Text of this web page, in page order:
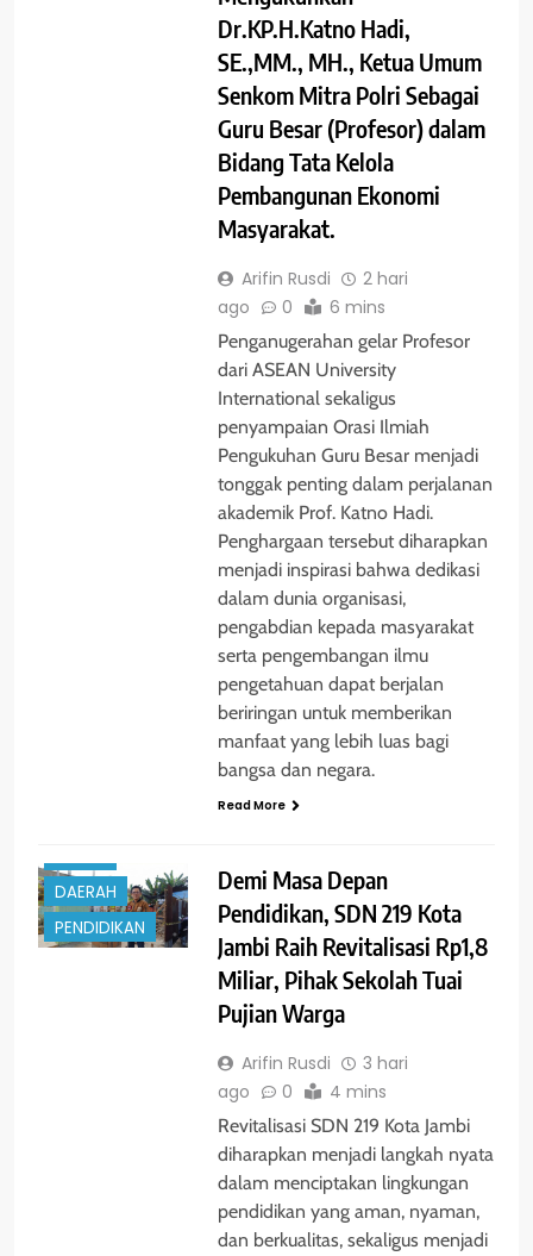
Dr.KP.H.Katno Hadi,
SE.,MM., MH., Ketua Umum
Senkom Mitra Polri Sebagai
Guru Besar (Profesor) dalam
Bidang Tata Kelola
Pembangunan Ekonomi
Masyarakat.
Arifin Rusdi
2 hari
ago
0 6 mins
Penganugerahan gelar Profesor
dari ASEAN University
International sekaligus
penyampaian Orasi Ilmiah
Pengukuhan Guru Besar menjadi
tonggak penting dalam perjalanan
akademik Prof. Katno Hadi.
Penghargaan tersebut diharapkan
menjadi inspirasi bahwa dedikasi
dalam dunia organisasi,
pengabdian kepada masyarakat
serta pengembangan ilmu
pengetahuan dapat berjalan
beriringan untuk memberikan
manfaat yang lebih luas bagi
bangsa dan negara.
Read More
DAERAH
PENDIDIKAN
Demi Masa Depan
Pendidikan, SDN 219 Kota
Jambi Raih Revitalisasi Rp1,8
Miliar, Pihak Sekolah Tuai
Pujian Warga
Arifin Rusdi
3 hari
ago
0 4 mins
Revitalisasi SDN 219 Kota Jambi
diharapkan menjadi langkah nyata
dalam menciptakan lingkungan
pendidikan yang aman, nyaman,
dan berkualitas, sekaligus menjadi